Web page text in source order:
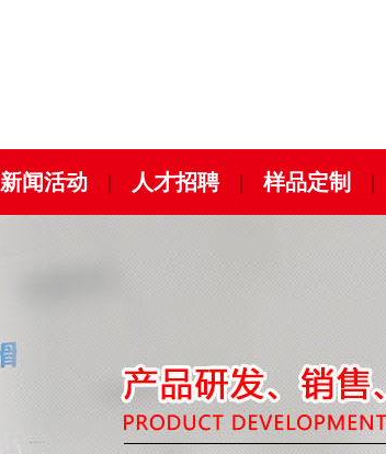
新闻活动 | 人才招聘 | 样品定制 |